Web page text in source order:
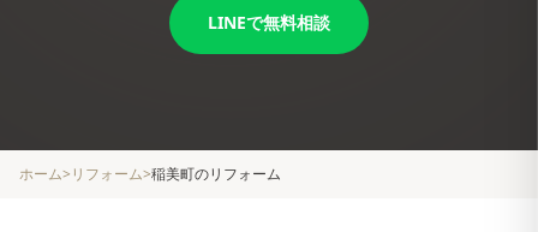
LINEで無料相談
ホーム> リフォーム>稲美町のリフォーム